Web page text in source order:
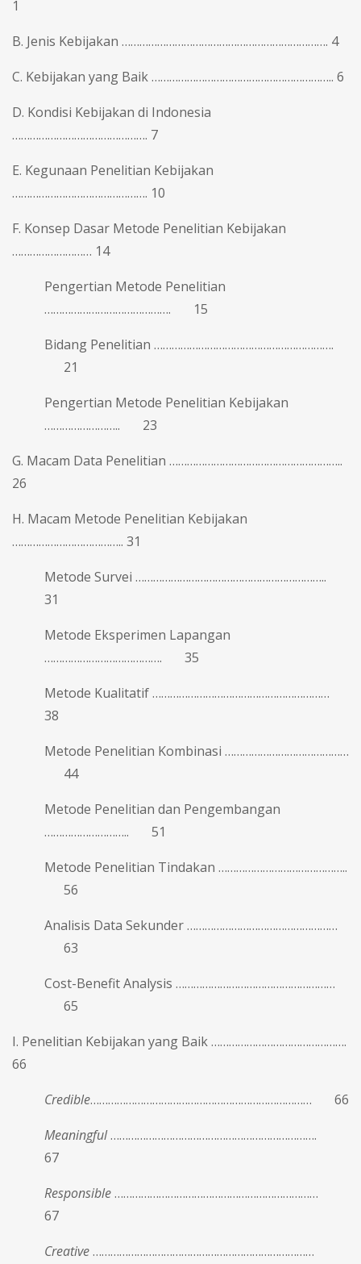
1
B. Jenis Kebijakan ……………………………………………………………. 4
C. Kebijakan yang Baik …………………………………………………….. 6
D. Kondisi Kebijakan di Indonesia
………………………………………. 7
E. Kegunaan Penelitian Kebijakan
………………………………………. 10
F. Konsep Dasar Metode Penelitian Kebijakan
……………………… 14
Pengertian Metode Penelitian
……………………………………. 15
Bidang Penelitian …………………………………………………….
21
Pengertian Metode Penelitian Kebijakan
…………………….. 23
G. Macam Data Penelitian …………………………………………………..
26
H. Macam Metode Penelitian Kebijakan
……………………………….. 31
Metode Survei ………………………………………………………..
31
Metode Eksperimen Lapangan
…………………………………. 35
Metode Kualitatif ……………………………………………………
38
Metode Penelitian Kombinasi ……………………………………
44
Metode Penelitian dan Pengembangan
……………………….. 51
Metode Penelitian Tindakan ……………………………………..
56
Analisis Data Sekunder ……………………………………………
63
Cost-Benefit Analysis ………………………………………………
65
I. Penelitian Kebijakan yang Baik ……………………………………….
66
Credible………………………………………………………………… 66
Meaningful…………………………………………………………….
67
Responsible……………………………………………………………
67
Creative…………………………………………………………………